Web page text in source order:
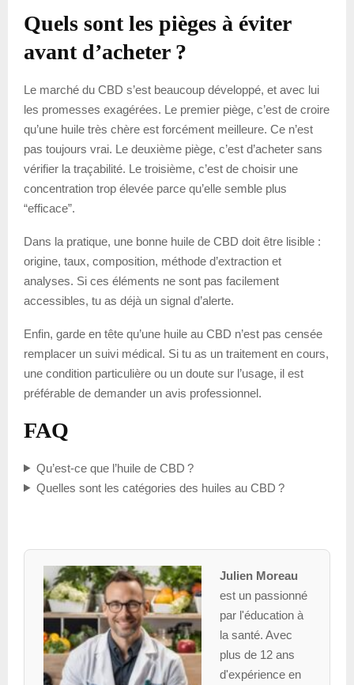
Quels sont les pièges à éviter
avant d’acheter ?
Le marché du CBD s’est beaucoup développé, et avec lui
les promesses exagérées. Le premier piège, c’est de croire
qu’une huile très chère est forcément meilleure. Ce n’est
pas toujours vrai. Le deuxième piège, c’est d’acheter sans
vérifier la traçabilité. Le troisième, c’est de choisir une
concentration trop élevée parce qu’elle semble plus
“efficace”.
Dans la pratique, une bonne huile de CBD doit être lisible :
origine, taux, composition, méthode d’extraction et
analyses. Si ces éléments ne sont pas facilement
accessibles, tu as déjà un signal d’alerte.
Enfin, garde en tête qu’une huile au CBD n’est pas censée
remplacer un suivi médical. Si tu as un traitement en cours,
une condition particulière ou un doute sur l’usage, il est
préférable de demander un avis professionnel.
FAQ
Qu’est-ce que l’huile de CBD ?
Quelles sont les catégories des huiles au CBD ?
Julien Moreau
est un passionné
par l'éducation à
la santé. Avec
plus de 12 ans
d'expérience en